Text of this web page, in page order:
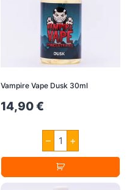
Vampire Vape Dusk 30ml
14,90€
–
Vampire
Vape
Dusk
30ml
Menge
+